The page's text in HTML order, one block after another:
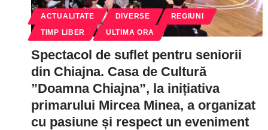
ACTUALITATE DIVERSE REGIUNI
TIMP LIBER ULTIMA ORA
Spectacol de suflet pentru seniorii
din Chiajna. Casa de Cultură
”Doamna Chiajna”, la inițiativa
primarului Mircea Minea, a organizat
cu pasiune și respect un eveniment